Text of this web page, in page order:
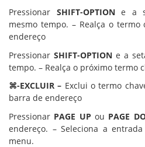
Pressionar SHIFT-OPTIONe a
mesmo tempo. – Realça o
endereço
PressionarSHIFT-OPTION e a
tempo. – Realça o próximo termo
⌘-EXCLUIR – Exclui o termo
barra de endereço
Pressionar PAGE UP ou PAGE
endereço. – Seleciona a
menu.